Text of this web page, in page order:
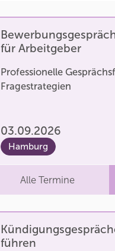
für Arbeitgeber
Professionelle
Fragestrategien
03.09.2026
Hamburg
Alle Termine
führen